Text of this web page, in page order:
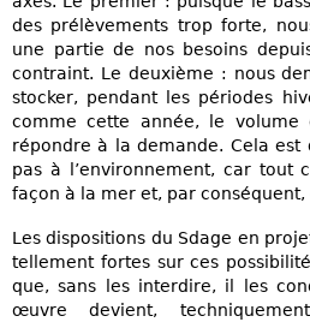
des prélèvements trop forte,
une partie de nos besoins
contraint. Le deuxième : nous
stocker, pendant les périodes
comme cette année, le volume
répondre à la demande. Cela
pas à l’environnement, car tout
façon à la mer et, par conséquent,
Les dispositions du Sdage en
tellement fortes sur ces
que, sans les interdire, il les
œuvre devient,